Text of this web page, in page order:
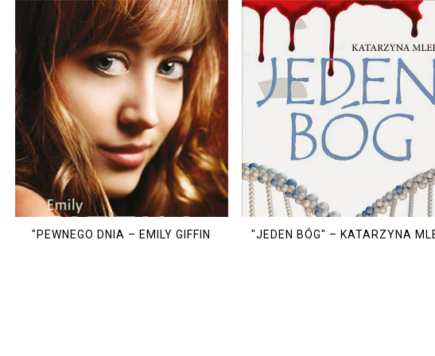
"PEWNEGO DNIA – EMILY GIFFIN "JEDEN BÓG" – KATARZYNA